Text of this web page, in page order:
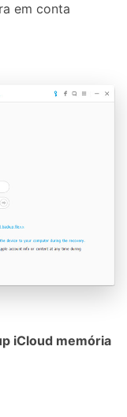
em conta
iCloud memória